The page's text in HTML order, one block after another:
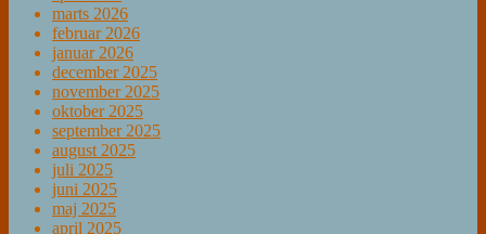
marts 2026
februar 2026
januar 2026
december 2025
november 2025
oktober 2025
september 2025
august 2025
juli 2025
juni 2025
maj 2025
april 2025